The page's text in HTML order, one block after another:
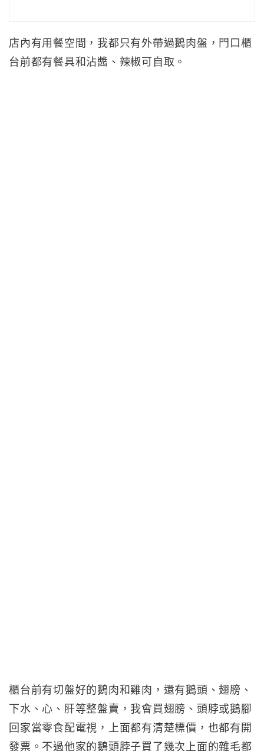
店內有用餐空間，我都只有外帶過鵝肉盤，門口櫃
台前都有餐具和沾醬、辣椒可自取。
櫃台前有切盤好的鵝肉和雞肉，還有鵝頭、翅膀、
下水、心、肝等整盤賣，我會買翅膀、頭脖或鵝腳
回家當零食配電視，上面都有清楚標價，也都有開
發票。不過他家的鵝頭脖子買了幾次上面的雜毛都